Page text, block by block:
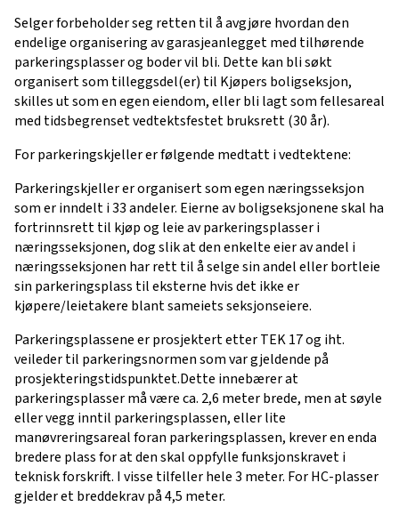
Selger forbeholder seg retten til å avgjøre hvordan den
endelige organisering av garasjeanlegget med tilhørende
parkeringsplasser og boder vil bli. Dette kan bli søkt
organisert som tilleggsdel(er) til Kjøpers boligseksjon,
skilles ut som en egen eiendom, eller bli lagt som fellesareal
med tidsbegrenset vedtektsfestet bruksrett (30 år).
For parkeringskjeller er følgende medtatt i vedtektene:
Parkeringskjeller er organisert som egen næringsseksjon
som er inndelt i 33 andeler. Eierne av boligseksjonene skal ha
fortrinnsrett til kjøp og leie av parkeringsplasser i
næringsseksjonen, dog slik at den enkelte eier av andel i
næringsseksjonen har rett til å selge sin andel eller bortleie
sin parkeringsplass til eksterne hvis det ikke er
kjøpere/leietakere blant sameiets seksjonseiere.
Parkeringsplassene er prosjektert etter TEK 17 og iht.
veileder til parkeringsnormen som var gjeldende på
prosjekteringstidspunktet.Dette innebærer at
parkeringsplasser må være ca. 2,6 meter brede, men at søyle
eller vegg inntil parkeringsplassen, eller lite
manøvreringsareal foran parkeringsplassen, krever en enda
bredere plass for at den skal oppfylle funksjonskravet i
teknisk forskrift. I visse tilfeller hele 3 meter. For HC-plasser
gjelder et breddekrav på 4,5 meter.